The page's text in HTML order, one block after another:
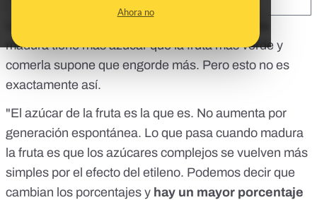
Ahora no
madura tiene más azúcar que la fruta más verde y
comerla supone que engorde más. Pero esto no es
exactamente así.
"El azúcar de la fruta es la que es. No aumenta por
generación espontánea. Lo que pasa cuando madura
la fruta es que los azúcares complejos se vuelven más
simples por el efecto del etileno. Podemos decir que
cambian los porcentajes y hay un mayor porcentaje